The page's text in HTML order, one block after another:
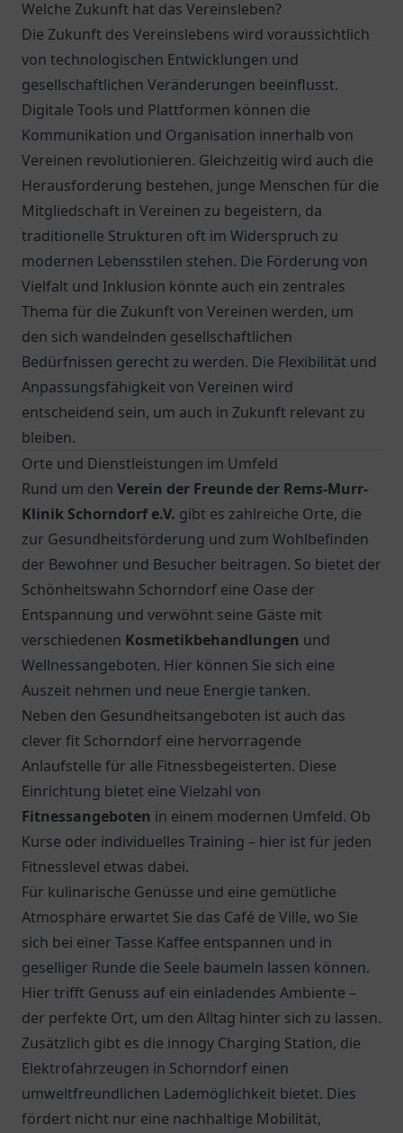
Welche Zukunft hat das Vereinsleben?
Die Zukunft des Vereinslebens wird voraussichtlich
von technologischen Entwicklungen und
gesellschaftlichen Veränderungen beeinflusst.
Digitale Tools und Plattformen können die
Kommunikation und Organisation innerhalb von
Vereinen revolutionieren. Gleichzeitig wird auch die
Herausforderung bestehen, junge Menschen für die
Mitgliedschaft in Vereinen zu begeistern, da
traditionelle Strukturen oft im Widerspruch zu
modernen Lebensstilen stehen. Die Förderung von
Vielfalt und Inklusion könnte auch ein zentrales
Thema für die Zukunft von Vereinen werden, um
den sich wandelnden gesellschaftlichen
Bedürfnissen gerecht zu werden. Die Flexibilität und
Anpassungsfähigkeit von Vereinen wird
entscheidend sein, um auch in Zukunft relevant zu
bleiben.
Orte und Dienstleistungen im Umfeld
Rund um den Verein der Freunde der Rems-Murr-
Klinik Schorndorf e.V. gibt es zahlreiche Orte, die
zur Gesundheitsförderung und zum Wohlbefinden
der Bewohner und Besucher beitragen. So bietet der
Schönheitswahn Schorndorf eine Oase der
Entspannung und verwöhnt seine Gäste mit
verschiedenen Kosmetikbehandlungen und
Wellnessangeboten. Hier können Sie sich eine
Auszeit nehmen und neue Energie tanken.
Neben den Gesundheitsangeboten ist auch das
clever fit Schorndorf eine hervorragende
Anlaufstelle für alle Fitnessbegeisterten. Diese
Einrichtung bietet eine Vielzahl von
Fitnessangeboten in einem modernen Umfeld. Ob
Kurse oder individuelles Training – hier ist für jeden
Fitnesslevel etwas dabei.
Für kulinarische Genüsse und eine gemütliche
Atmosphäre erwartet Sie das Café de Ville, wo Sie
sich bei einer Tasse Kaffee entspannen und in
geselliger Runde die Seele baumeln lassen können.
Hier trifft Genuss auf ein einladendes Ambiente –
der perfekte Ort, um den Alltag hinter sich zu lassen.
Zusätzlich gibt es die innogy Charging Station, die
Elektrofahrzeugen in Schorndorf einen
umweltfreundlichen Lademöglichkeit bietet. Dies
fördert nicht nur eine nachhaltige Mobilität,